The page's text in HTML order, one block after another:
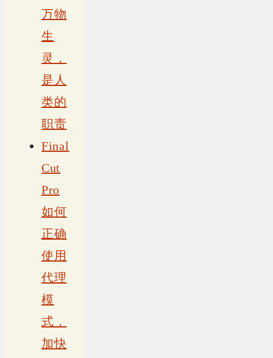
万物
生
灵，
是人
类的
职责
Final
Cut
Pro
如何
正确
使用
代理
模
式，
加快